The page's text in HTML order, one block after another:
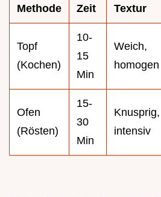
Methode Zeit Textur
Topf
(Kochen)
10-
15
Min
Weich,
homogen
Ofen
(Rösten)
15-
30
Min
Knusprig,
intensiv